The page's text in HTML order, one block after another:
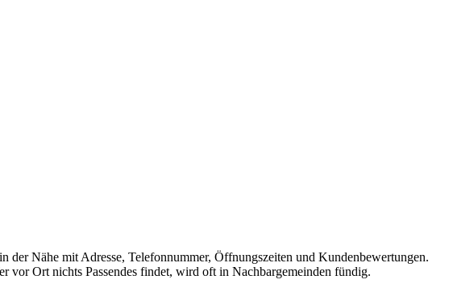
Nähe mit Adresse, Telefonnummer, Öffnungszeiten und Kundenbewertungen.
Ort nichts Passendes findet, wird oft in Nachbargemeinden fündig.